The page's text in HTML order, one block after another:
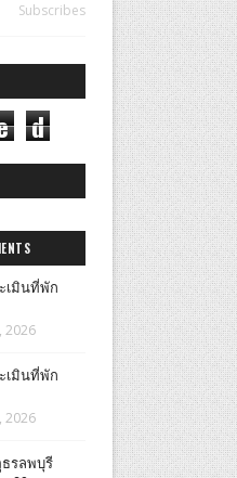
Subscribes
d
เมินที่พัก
2026
เมินที่พัก
2026
รลพบุรี